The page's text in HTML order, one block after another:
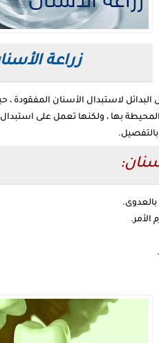
زراعة
لاستبدال الأسنان المفقودة ،
بها ، ولكنها تعمل على
الأمر.